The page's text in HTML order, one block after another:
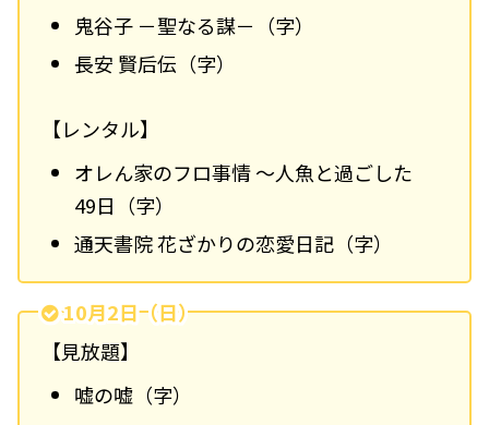
鬼谷子 －聖なる謀－（字）
長安 賢后伝（字）
【レンタル】
オレん家のフロ事情 ～人魚と過ごした
49日（字）
通天書院 花ざかりの恋愛日記（字）
10月2日（日）
【見放題】
嘘の嘘（字）